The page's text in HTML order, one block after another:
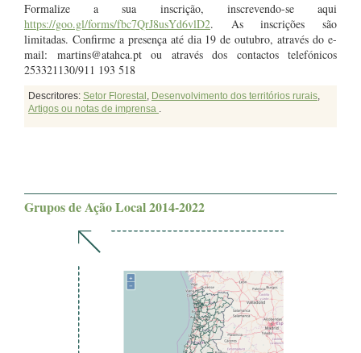
Formalize a sua inscrição, inscrevendo-se aqui
https://goo.gl/forms/fbc7QrJ8usYd6vlD2. As inscrições são
limitadas. Confirme a presença até dia 19 de outubro, através do e-
mail: martins@atahca.pt ou através dos contactos telefónicos
253321130/911 193 518
Descritores: Setor Florestal , Desenvolvimento dos territórios rurais,
Artigos ou notas de imprensa .
Grupos de Ação Local 2014-2022